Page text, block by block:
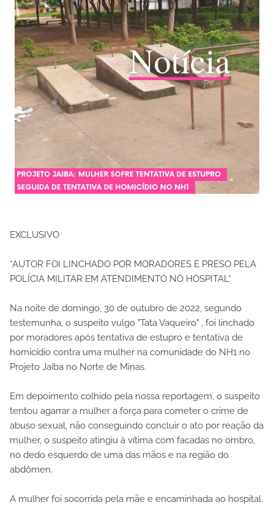
EXCLUSIVO
*AUTOR FOI LINCHADO POR MORADORES E PRESO PELA
POLÍCIA MILITAR EM ATENDIMENTO NO HOSPITAL*
Na noite de domingo, 30 de outubro de 2022, segundo
testemunha, o suspeito vulgo "Tata Vaqueiro" , foi linchado
por moradores após tentativa de estupro e tentativa de
homicídio contra uma mulher na comunidade do NH1 no
Projeto Jaíba no Norte de Minas.
Em depoimento colhido pela nossa reportagem, o suspeito
tentou agarrar a mulher a força para cometer o crime de
abuso sexual, não conseguindo concluir o ato por reação da
mulher, o suspeito atingiu à vítima com facadas no ombro,
no dedo esquerdo de uma das mãos e na região do
abdômen.
A mulher foi socorrida pela mãe e encaminhada ao hospital